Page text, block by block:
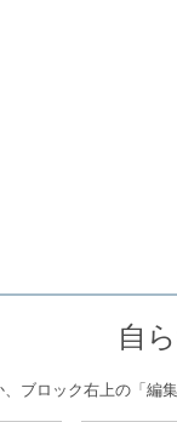
豊か
ブロック右上の「編